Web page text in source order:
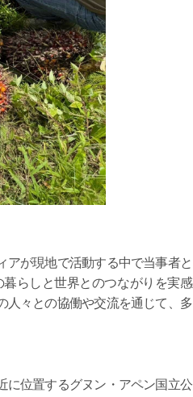
アが現地で活動する中で当事者と
らしと世界とのつながりを実感
人々との協働や交流を通じて、多
に位置するグヌン・アペン国立公